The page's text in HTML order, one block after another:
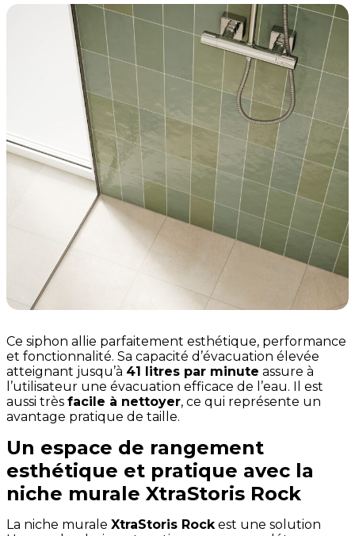
Ce siphon allie parfaitement esthétique, performance
et fonctionnalité. Sa capacité d’évacuation élevée
atteignant jusqu’à 41 litres par minute assure à
l’utilisateur une évacuation efficace de l’eau. Il est
aussi très facile à nettoyer, ce qui représente un
avantage pratique de taille.
Un espace de rangement
esthétique et pratique avec la
niche murale XtraStoris Rock
La niche murale XtraStoris Rockest une solution